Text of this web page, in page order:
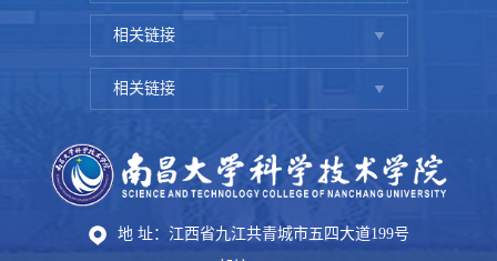
相关链接
相关链接
地 址：江西省九江共青城市五四大道199号